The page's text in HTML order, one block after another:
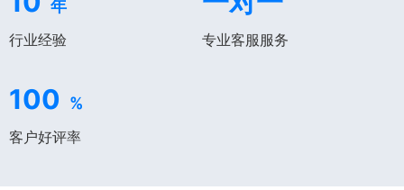
年
行业经验 专业客服服务
100 %
客户好评率